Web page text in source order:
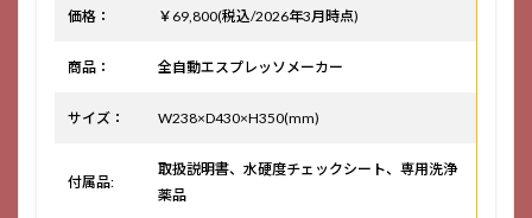
価格： ￥69,800(税込/2026年3月時点)
商品： 全自動エスプレッソメーカー
サイズ： W238×D430×H350(mm)
付属品:
取扱説明書、水硬度チェックシート、専用洗浄
薬品